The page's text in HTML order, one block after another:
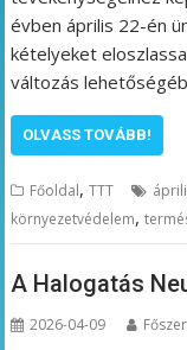
évben április 22-én
kételyeket
változás
OLVASS TOVÁBB!
Főoldal,TTT
környezetvédelem,
A Halogatás
2026-04-09